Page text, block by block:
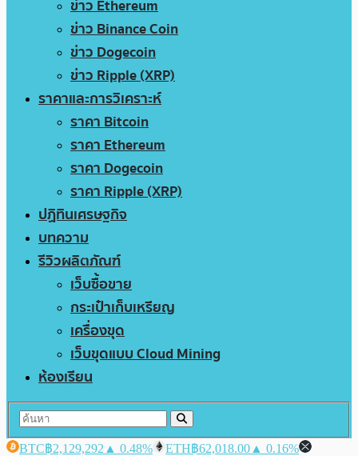
ข่าว Ethereum
ข่าว Binance Coin
ข่าว Dogecoin
ข่าว Ripple (XRP)
ราคาและการวิเคราะห์
ราคา Bitcoin
ราคา Ethereum
ราคา Dogecoin
ราคา Ripple (XRP)
ปฏิทินเศรษฐกิจ
บทความ
รีวิวผลิตภัณฑ์
เว็บซื้อขาย
กระเป๋าเก็บเหรียญ
เครื่องขุด
เว็บขุดแบบ Cloud Mining
ห้องเรียน
BTC฿2,129,292 ▲ 0.48% ETH฿62,018.00 ▲ 0.16%